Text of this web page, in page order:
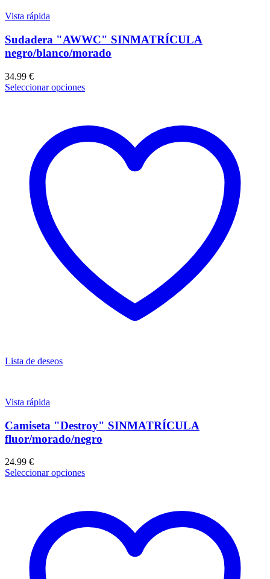
Vista rápida
Sudadera "AWWC" SINMATRÍCULA
negro/blanco/morado
34.99 €
Seleccionar opciones
Lista de deseos
Vista rápida
Camiseta "Destroy" SINMATRÍCULA
fluor/morado/negro
24.99 €
Seleccionar opciones